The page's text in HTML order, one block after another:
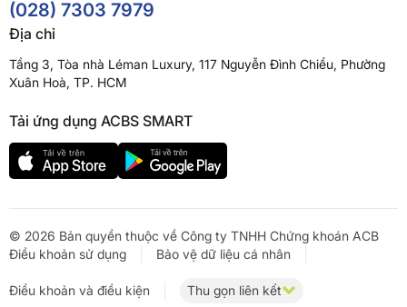
(028) 7303 7979
Địa chỉ
Tầng 3, Tòa nhà Léman Luxury, 117 Nguyễn Đình Chiểu, Phường
Xuân Hoà, TP. HCM
Tải ứng dụng ACBS SMART
© 2026 Bản quyền thuộc về Công ty TNHH Chứng khoán ACB
Điều khoản sử dụng
Bảo vệ dữ liệu cá nhân
Điều khoản và điều kiện Thu gọn liên kết